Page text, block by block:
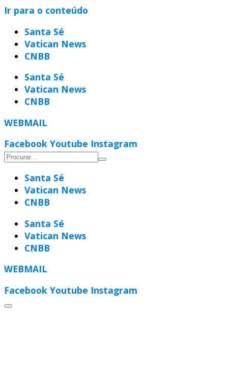
Ir para o conteúdo
Santa Sé
Vatican News
CNBB
Santa Sé
Vatican News
CNBB
WEBMAIL
Facebook Youtube Instagram
Santa Sé
Vatican News
CNBB
Santa Sé
Vatican News
CNBB
WEBMAIL
Facebook Youtube Instagram